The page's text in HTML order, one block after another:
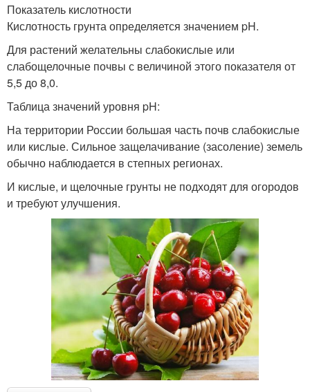
Показатель кислотности
Кислотность грунта определяется значением pH.
Для растений желательны слабокислые или
слабощелочные почвы с величиной этого показателя от
5,5 до 8,0.
Таблица значений уровня pH:
На территории России большая часть почв слабокислые
или кислые. Сильное защелачивание (засоление) земель
обычно наблюдается в степных регионах.
И кислые, и щелочные грунты не подходят для огородов
и требуют улучшения.